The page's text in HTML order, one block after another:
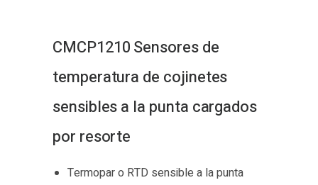
CMCP1210 Sensores de
temperatura de cojinetes
sensibles a la punta cargados
por resorte
Termopar o RTD sensible a la punta